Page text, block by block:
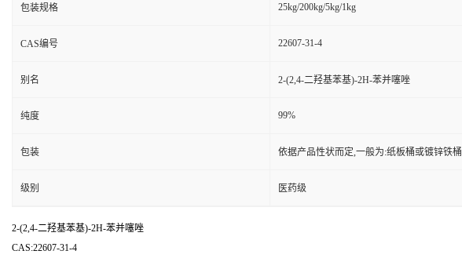
包装规格 25kg/200kg/5kg/1kg
CAS编号 22607-31-4
别名 2-(2,4-二羟基苯基)-2H-苯并噻唑
纯度 99%
包装 依据产品性状而定,一般为:纸板桶或镀锌铁桶
级别 医药级
2-(2,4-二羟基苯基)-2H-苯并噻唑
CAS:22607-31-4